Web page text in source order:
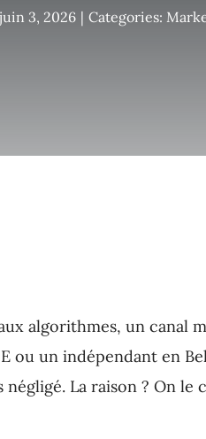
3, 2026 | Categories:
algorithmes, un canal
un indépendant en
La raison ? On le